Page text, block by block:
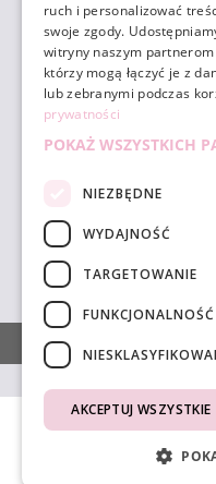
4.9
ruch i personalizować
swoje zgody.
witryny naszym
którzy mogą łączyć je z
lub zebranymi podczas
prywatności
POKAŻ WSZYSTKICH
NIEZBĘDNE
WYDAJNOŚĆ
TARGETOWANIE
FUNKCJONALNOŚĆ
AKCEPTUJ WSZYSTKIE